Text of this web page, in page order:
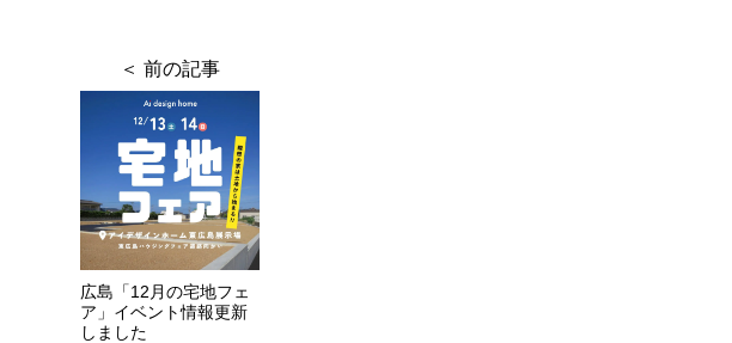
広島「12月の宅地フェ
ア」イベント情報更新
しました